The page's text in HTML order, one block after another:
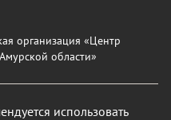
организация «Центр
области»
использовать